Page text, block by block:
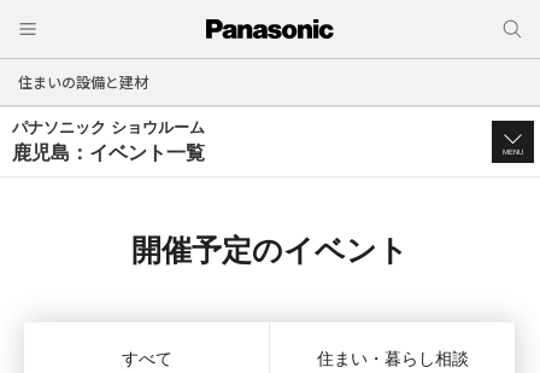
住まいの設備と建材
パナソニック ショウルーム
鹿児島：イベント一覧 MENU
開催予定のイベント
すべて 住まい・暮らし相談